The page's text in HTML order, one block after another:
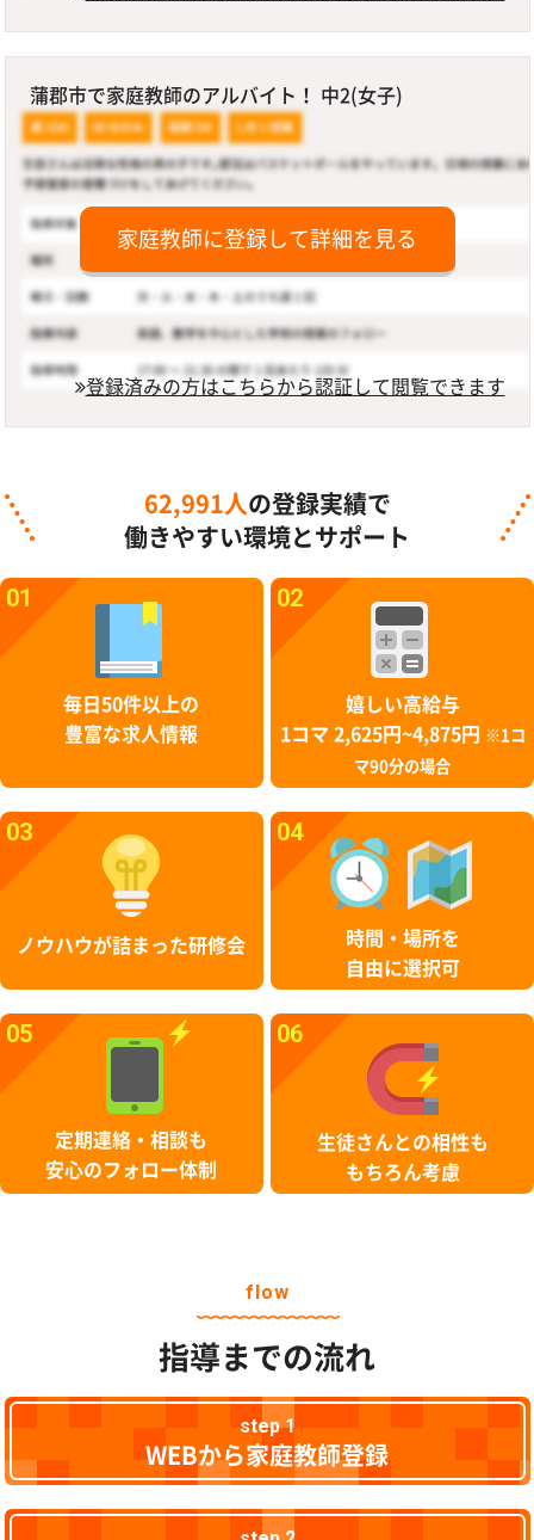
蒲郡市で家庭教師のアルバイト！ 中2(女子)
家庭教師に登録して詳細を見る
登録済みの方はこちらから認証して閲覧できます
62,991人 の登録実績で
働きやすい環境とサポート
01
毎日50件以上の
豊富な求人情報
02
嬉しい高給与
1コマ 2,625円~4,875円
※1コ
マ90分の場合
03
ノウハウが詰まった研修会
04
時間・場所を
自由に選択可
05
定期連絡・相談も
安心のフォロー体制
06
生徒さんとの相性も
もちろん考慮
flow
指導までの流れ
step 1
WEBから家庭教師登録